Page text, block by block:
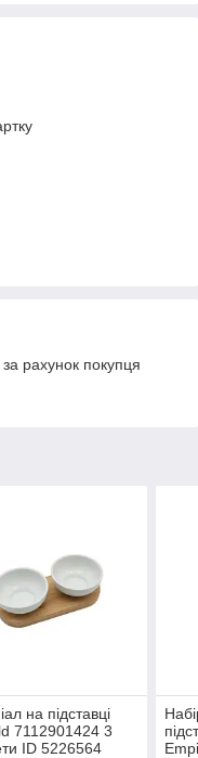
рахунок покупця
на підставці
7112901424 3
ID 5226564